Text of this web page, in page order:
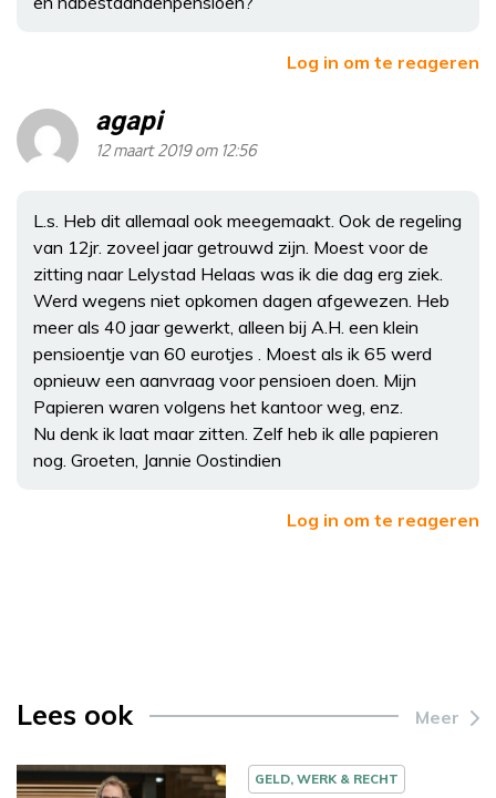
Log in om te reageren
agapi
12 maart 2019 om 12:56
L.s. Heb dit allemaal ook meegemaakt. Ook de regeling
van 12jr. zoveel jaar getrouwd zijn. Moest voor de
zitting naar Lelystad Helaas was ik die dag erg ziek.
Werd wegens niet opkomen dagen afgewezen. Heb
meer als 40 jaar gewerkt, alleen bij A.H. een klein
pensioentje van 60 eurotjes . Moest als ik 65 werd
opnieuw een aanvraag voor pensioen doen. Mijn
Papieren waren volgens het kantoor weg, enz.
Nu denk ik laat maar zitten. Zelf heb ik alle papieren
nog. Groeten, Jannie Oostindien
Log in om te reageren
Lees ook Meer
GELD, WERK & RECHT